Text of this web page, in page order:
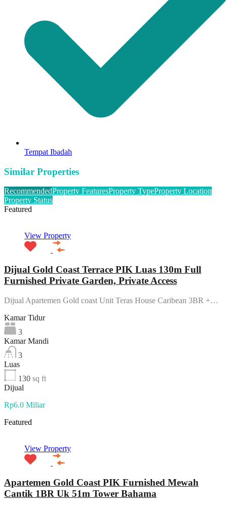
Tempat Ibadah
Similar Properties
RecommendedProperty FeaturesProperty TypeProperty Location
Property Status
Featured
View Property
Dijual Gold Coast Terrace PIK Luas 130m Full
Furnished Private Garden, Private Access
Dijual Apartemen Gold coast Unit Teras House Caribean 3BR +…
Kamar Tidur
3
Kamar Mandi
3
Luas
130 sq ft
Dijual
Rp6.0 Miliar
Featured
View Property
Apartemen Gold Coast PIK Furnished Mewah
Cantik 1BR Uk 51m Tower Bahama